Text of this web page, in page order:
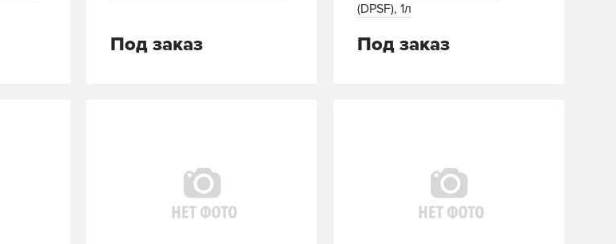
Под заказ
(DPSF), 1л
Под заказ